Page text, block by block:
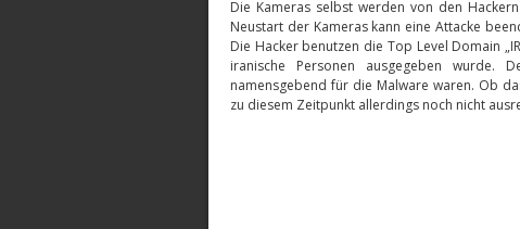
Die Kameras selbst werden von den
Neustart der Kameras kann eine Attacke
Die Hacker benutzen die Top Level Domain
iranische Personen ausgegeben wurde.
namensgebend für die Malware waren. Ob
zu diesem Zeitpunkt allerdings noch nicht